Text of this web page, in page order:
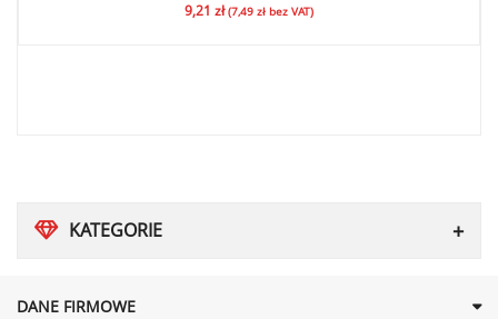
KATEGORIE
9,21 zł (7,49 zł bez VAT)
DANE FIRMOWE